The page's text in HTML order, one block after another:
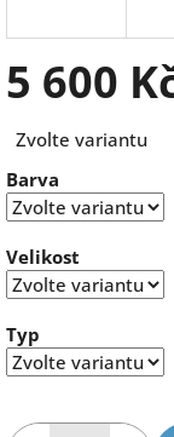
5 600
cena:
Zvolte variantu
Barva
Velikost
Typ